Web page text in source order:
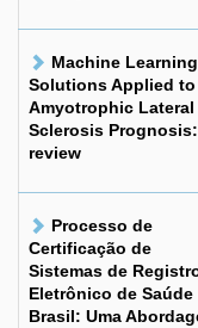
Machine Learning
Solutions Applied to
Amyotrophic Lateral
Sclerosis
review
Processo de
Certificação de
Sistemas de
Eletrônico de Saúde
Brasil: Uma